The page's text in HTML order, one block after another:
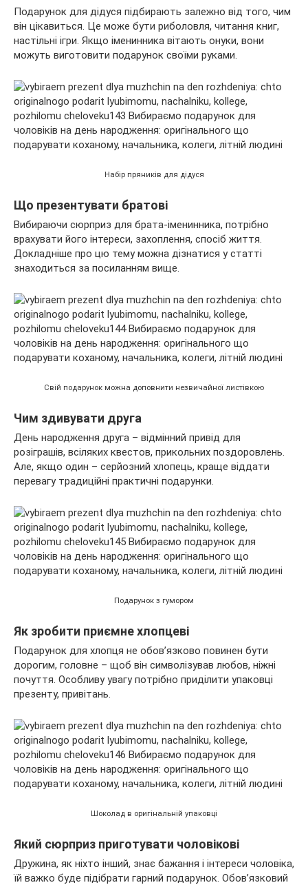
Подарунок для дідуся підбирають залежно від того, чим
він цікавиться. Це може бути риболовля, читання книг,
настільні ігри. Якщо іменинника вітають онуки, вони
можуть виготовити подарунок своїми руками.
Набір пряників для дідуся
Що презентувати братові
Вибираючи сюрприз для брата-іменинника, потрібно
врахувати його інтереси, захоплення, спосіб життя.
Докладніше про цю тему можна дізнатися у статті
знаходиться за посиланням вище.
Свій подарунок можна доповнити незвичайної листівкою
Чим здивувати друга
День народження друга – відмінний привід для
розіграшів, всіляких квестов, прикольних поздоровлень.
Але, якщо один – серйозний хлопець, краще віддати
перевагу традиційні практичні подарунки.
Подарунок з гумором
Як зробити приємне хлопцеві
Подарунок для хлопця не обов’язково повинен бути
дорогим, головне – щоб він символізував любов, ніжні
почуття. Особливу увагу потрібно приділити упаковці
презенту, привітань.
Шоколад в оригінальній упаковці
Який сюрприз приготувати чоловікові
Дружина, як ніхто інший, знає бажання і інтереси чоловіка,
їй важко буде підібрати гарний подарунок. Обов’язковий